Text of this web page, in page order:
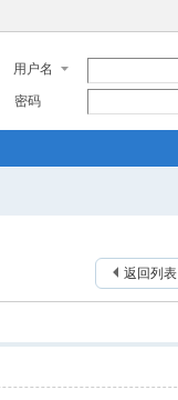
用户名
密码
返回列表